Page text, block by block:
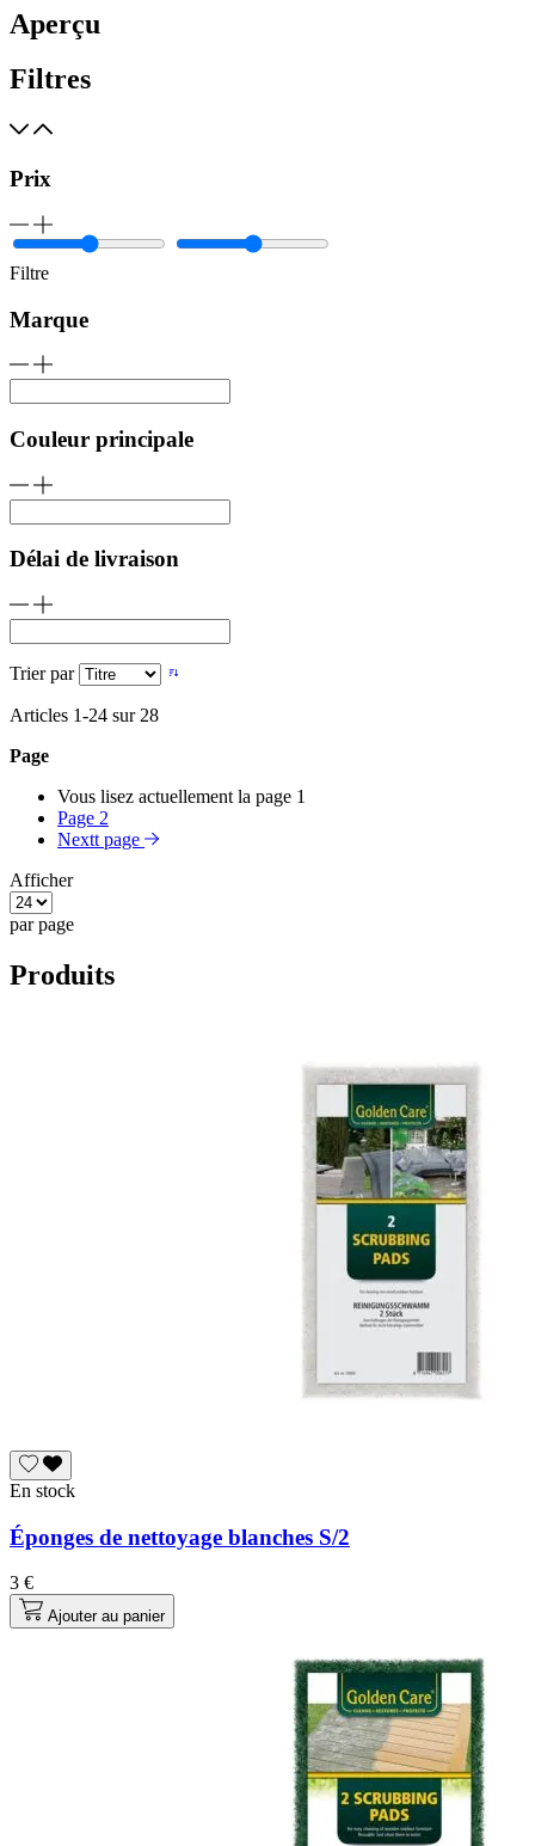
Aperçu
Filtres
Prix
Filtre
Marque
Couleur principale
Délai de livraison
Trier par
Articles 1-24 sur 28
Page
Vous lisez actuellement la page 1
Page 2
Nextt page
Afficher
par page
Produits
En stock
Éponges de nettoyage blanches S/2
3 €
Ajouter au panier